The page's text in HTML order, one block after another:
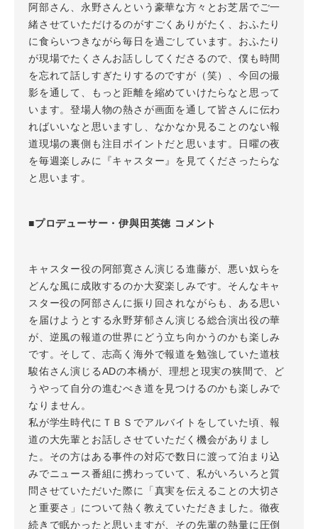
阿部さん、永野さんという豪華な方々とお芝居でご一
緒させていただけるのがすごくありがたく、おふたり
に食らいつきながら毎日を過ごしています。おふたり
が現場でたくさんお話ししてくださるので、僕も時間
を忘れて話しすぎたりするのですが（笑）、今回の撮
影を通して、もっと距離を縮めていけたらなと思って
います。登場人物の熱さが画面を通して皆さんに伝わ
ればいいなと思いますし、なかなか見ることのない報
道現場の裏側も注目ポイントだと思います。日曜の夜
を毎週楽しみに『キャスター』を見てくださったらな
と思います。
■プロデューサー・伊與田英徳 コメント
キャスター役の阿部寛さん演じる進藤が、悪い奴らを
どんな風に成敗するのか大変楽しみです。そんなキャ
スター役の阿部さんに振り回されながらも、ある思い
を届けようとする永野芽郁さん演じる総合演出役の華
が、逆風の報道の世界にどう立ち向かうのかも楽しみ
です。そして、志高く海外で報道を勉強していた道枝
駿佑さん演じるADの本橋が、理想と現実の狭間で、ど
うやって自分の進むべき道を見つけるのかも楽しみで
なりません。
私が学生時代にＴＢＳでアルバイトをしていた頃、報
道の大先輩とお話しさせていただく機会がありまし
た。その方はある事件の対応で数日に渡って泊まり込
みでニュース番組に携わっていて、私がいろいろと質
問させていただいた際に「真実を伝えることの大切さ
と重要さ」について熱く教えていただきました。徹夜
続きで眠かったと思いますが、その先輩の熱量に圧倒